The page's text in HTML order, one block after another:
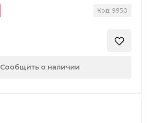
Код: 9950
Сообщить о наличии